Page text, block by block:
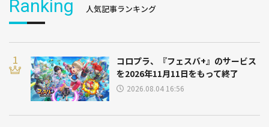
Ranking 人気記事ランキング
コロプラ、『フェスバ+』のサービス
を2026年11月11日をもって終了
2026.08.04 16:56